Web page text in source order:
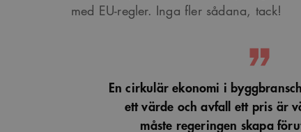
med EU-regler. Inga fler sådana, tack!
En cirkulär ekonomi i
ett värde och avfall ett pris är
måste regeringen skapa